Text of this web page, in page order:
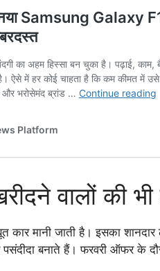
वालों की भी
मानी जाती है। इसका
पसंदीदा बनाते हैं। फरवरी ऑफर के